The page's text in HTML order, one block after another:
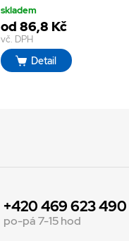
skladem
od 86,8 Kč
vč. DPH
Detail
+420 469 623 490
po-pá 7-15 hod